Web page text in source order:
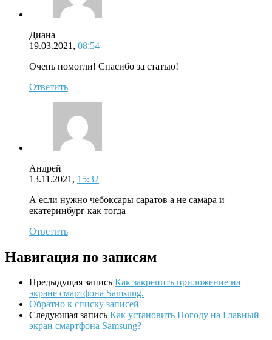
Диана
19.03.2021, 08:54
Очень помогли! Спасибо за статью!
Ответить
Андрей
13.11.2021, 15:32
А если нужно чебоксары саратов а не самара и
екатеринбург как тогда
Ответить
Навигация по записям
Предыдущая запись Как закрепить приложение на
экране смартфона Samsung.
Обратно к списку записей
Следующая запись Как установить Погоду на Главный
экран смартфона Samsung?